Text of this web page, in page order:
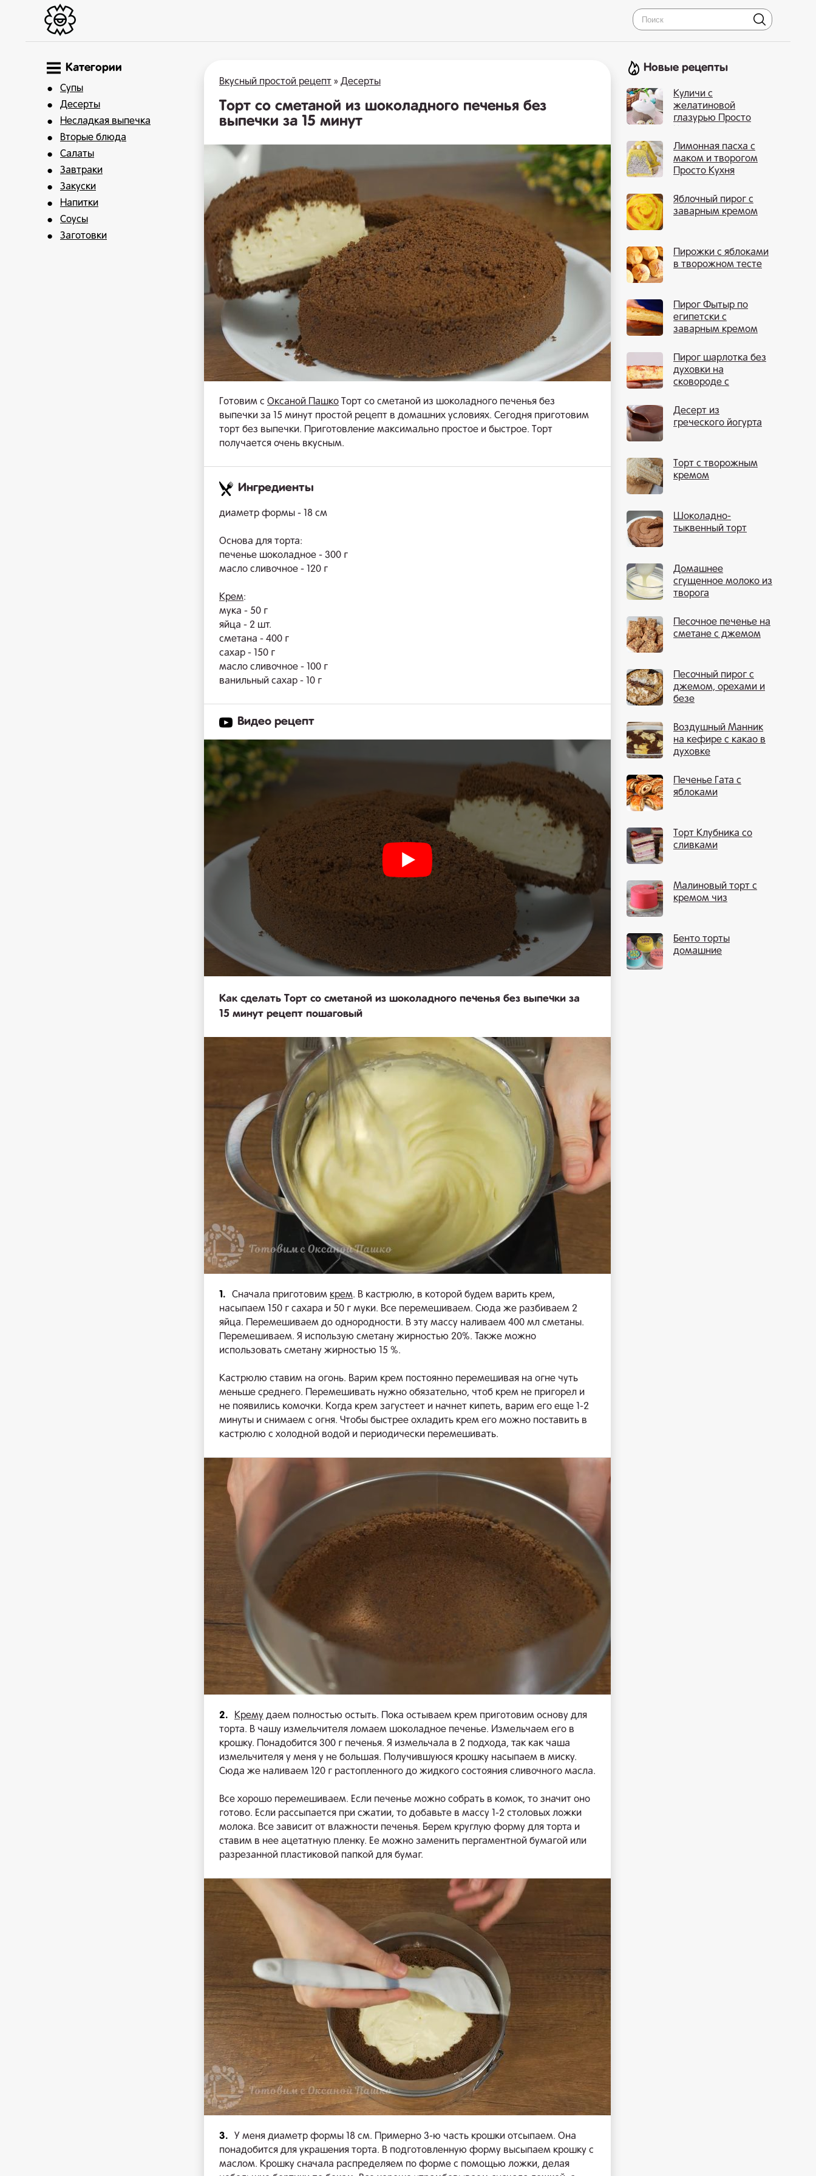
Категории
Супы
Десерты
Несладкая выпечка
Вторые блюда
Салаты
Завтраки
Закуски
Напитки
Соусы
Заготовки
Вкусный простой рецепт » Десерты
Торт со сметаной из шоколадного печенья без
выпечки за 15 минут
Готовим с Оксаной Пашко Торт со сметаной из шоколадного печенья без
выпечки за 15 минут простой рецепт в домашних условиях. Сегодня приготовим
торт без выпечки. Приготовление максимально простое и быстрое. Торт
получается очень вкусным.
Ингредиенты
диаметр формы - 18 см
Основа для торта:
печенье шоколадное - 300 г
масло сливочное - 120 г
Крем:
мука - 50 г
яйца - 2 шт.
сметана - 400 г
сахар - 150 г
масло сливочное - 100 г
ванильный сахар - 10 г
Видео рецепт
Как сделать Торт со сметаной из шоколадного печенья без выпечки за
15 минут рецепт пошаговый
1. Сначала приготовим крем. В кастрюлю, в которой будем варить крем,
насыпаем 150 г сахара и 50 г муки. Все перемешиваем. Сюда же разбиваем 2
яйца. Перемешиваем до однородности. В эту массу наливаем 400 мл сметаны.
Перемешиваем. Я использую сметану жирностью 20%. Также можно
использовать сметану жирностью 15 %.
Кастрюлю ставим на огонь. Варим крем постоянно перемешивая на огне чуть
меньше среднего. Перемешивать нужно обязательно, чтоб крем не пригорел и
не появились комочки. Когда крем загустеет и начнет кипеть, варим его еще 1-2
минуты и снимаем с огня. Чтобы быстрее охладить крем его можно поставить в
кастрюлю с холодной водой и периодически перемешивать.
2. Крему даем полностью остыть. Пока остываем крем приготовим основу для
торта. В чашу измельчителя ломаем шоколадное печенье. Измельчаем его в
крошку. Понадобится 300 г печенья. Я измельчала в 2 подхода, так как чаша
измельчителя у меня у не большая. Получившуюся крошку насыпаем в миску.
Сюда же наливаем 120 г растопленного до жидкого состояния сливочного масла.
Все хорошо перемешиваем. Если печенье можно собрать в комок, то значит оно
готово. Если рассыпается при сжатии, то добавьте в массу 1-2 столовых ложки
молока. Все зависит от влажности печенья. Берем круглую форму для торта и
ставим в нее ацетатную пленку. Ее можно заменить пергаментной бумагой или
разрезанной пластиковой папкой для бумаг.
3.
У меня диаметр формы 18 см. Примерно 3-ю часть крошки отсыпаем. Она
понадобится для украшения торта. В подготовленную форму высыпаем крошку с
маслом. Крошку сначала распределяем по форме с помощью ложки, делая
Новые рецепты
Куличи с
желатиновой
глазурью Просто
Лимонная пасха с
маком и творогом
Просто Кухня
Яблочный пирог с
заварным кремом
Пирожки с яблоками
в творожном тесте
Пирог Фытыр по
египетски с
заварным кремом
Пирог шарлотка без
духовки на
сковороде с
Десерт из
греческого йогурта
Торт с творожным
кремом
Шоколадно-
тыквенный торт
Домашнее
сгущенное молоко из
творога
Песочное печенье на
сметане с джемом
Песочный пирог с
джемом, орехами и
безе
Воздушный Манник
на кефире с какао в
духовке
Печенье Гата с
яблоками
Торт Клубника со
сливками
Малиновый торт с
кремом чиз
Бенто торты
домашние